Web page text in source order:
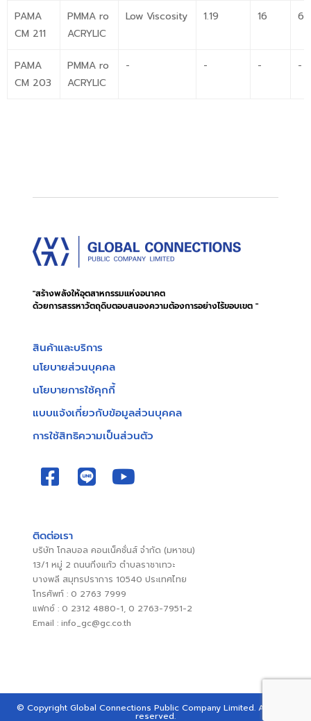
PAMA
CM 211
PMMA ro
ACRYLIC
Low Viscosity 1.19 16 67
PAMA
CM 203
PMMA ro
ACRYLIC
- - - -
"สร้างพลังให้อุตสาหกรรมแห่งอนาคต
ด้วยการสรรหาวัตถุดิบตอบสนองความต้องการอย่างไร้ขอบเขต "
สินค้าและบริการ
นโยบายส่วนบุคคล
นโยบายการใช้คุกกี้
แบบแจ้งเกี่ยวกับข้อมูลส่วนบุคคล
การใช้สิทธิความเป็นส่วนตัว
ติดต่อเรา
บริษัท โกลบอล คอนเน็คชั่นส์ จำกัด (มหาชน)
13/1 หมู่ 2 ถนนกิ่งแก้ว ตำบลราชาเทวะ
บางพลี สมุทรปราการ 10540 ประเทศไทย
โทรศัพท์ : 0 2763 7999
แฟกซ์ : 0 2312 4880-1, 0 2763-7951-2
Email : info_gc@gc.co.th
© Copyright Global Connections Public Company Limited. All rights
reserved.